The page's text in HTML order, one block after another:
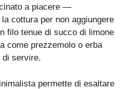
a piacere —
cottura per non aggiungere
filo tenue di succo di limone
come prezzemolo o erba
di servire.
permette di esaltare